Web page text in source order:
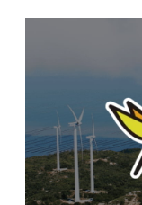
採用情報
起業家に